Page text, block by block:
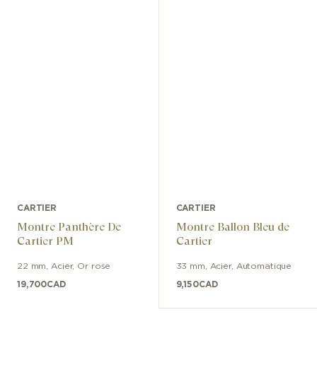
CARTIER
Montre Panthère De
Cartier PM
22 mm Acier, Or rose
19,700CAD
CARTIER
Montre Ballon Bleu de
Cartier
33 mm Acier, Automatique
9,150CAD